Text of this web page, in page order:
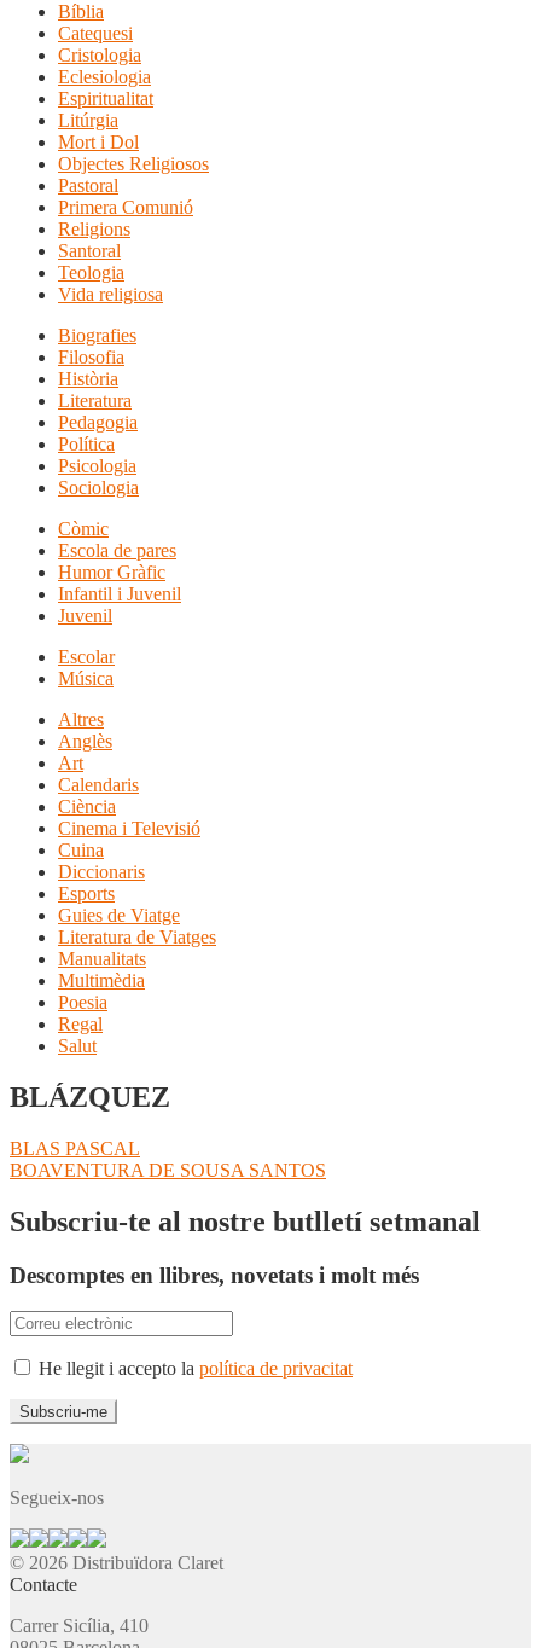
Bíblia
Catequesi
Cristologia
Eclesiologia
Espiritualitat
Litúrgia
Mort i Dol
Objectes Religiosos
Pastoral
Primera Comunió
Religions
Santoral
Teologia
Vida religiosa
Biografies
Filosofia
Història
Literatura
Pedagogia
Política
Psicologia
Sociologia
Còmic
Escola de pares
Humor Gràfic
Infantil i Juvenil
Juvenil
Escolar
Música
Altres
Anglès
Art
Calendaris
Ciència
Cinema i Televisió
Cuina
Diccionaris
Esports
Guies de Viatge
Literatura de Viatges
Manualitats
Multimèdia
Poesia
Regal
Salut
BLÁZQUEZ
Navegació
d'entrades
Entrada
anterior:
BLAS PASCAL
Pròxima
BOAVENTURA DE SOUSA SANTOS
Subscriu-te al nostre butlletí setmanal
Descomptes en llibres, novetats i molt més
He llegit i accepto la política de privacitat
Segueix-nos
© 2026 Distribuïdora Claret
Contacte
Carrer Sicília, 410